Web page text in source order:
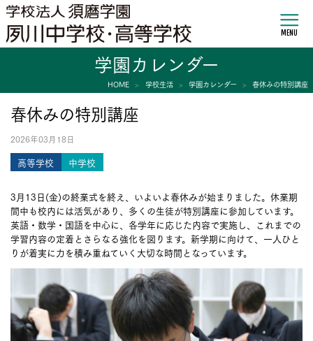
MENU
学園カレンダー
HOME 学校生活 学園カレンダー 春休みの特別講座
春休みの特別講座
2026年03月18日
高等学校 中学校
3月13日(金)の終業式を終え、いよいよ春休みが始まりました。休業期
間中も校内には活気があり、多くの生徒が特別講座に参加しています。
英語・数学・国語を中心に、各学年に応じた内容で実施し、これまでの
学習内容の定着とさらなる強化を図ります。新学期に向けて、一人ひと
りが着実に力を積み重ねていく大切な時間となっています。